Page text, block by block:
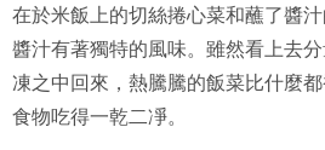
在於米飯上的切絲捲心菜和蘸了醬
醬汁有著獨特的風味。雖然看上去
凍之中回來，熱騰騰的飯菜比什麼
食物吃得一乾二凈。